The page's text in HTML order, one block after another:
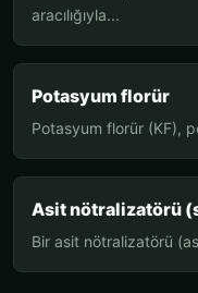
aracılığıyla...
Potasyum florür
Potasyum florür (KF),
Asit nötralizatörü
Bir asit nötralizatörü